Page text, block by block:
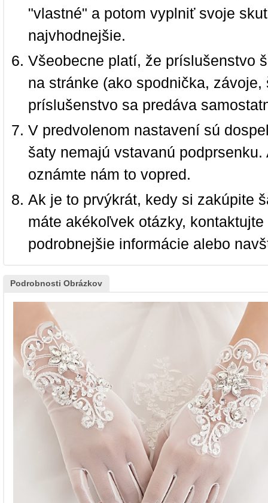
"vlastné" a potom vyplniť svoje
najvhodnejšie.
Všeobecne platí, že príslušenstvo
na stránke (ako spodnička,
príslušenstvo sa predáva
V predvolenom nastavení sú
šaty nemajú vstavanú
oznámte nám to vopred.
Ak je to prvýkrát, kedy si zakúpite
máte akékoľvek otázky,
podrobnejšie informácie alebo
Podrobnosti Obrázkov